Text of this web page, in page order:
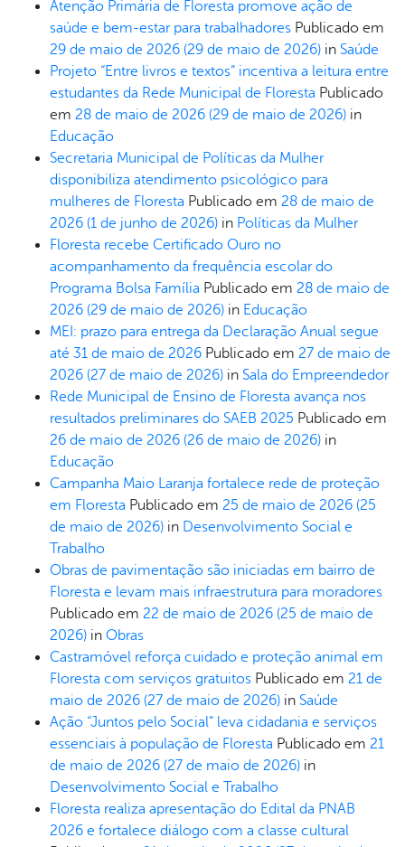
Atenção Primária de Floresta promove ação de
saúde e bem-estar para trabalhadores Publicado em
29 de maio de 2026 (29 de maio de 2026) in Saúde
Projeto “Entre livros e textos” incentiva a leitura entre
estudantes da Rede Municipal de Floresta Publicado
em 28 de maio de 2026 (29 de maio de 2026) in
Educação
Secretaria Municipal de Políticas da Mulher
disponibiliza atendimento psicológico para
mulheres de Floresta Publicado em 28 de maio de
2026 (1 de junho de 2026) in Políticas da Mulher
Floresta recebe Certificado Ouro no
acompanhamento da frequência escolar do
Programa Bolsa Família Publicado em 28 de maio de
2026 (29 de maio de 2026) in Educação
MEI: prazo para entrega da Declaração Anual segue
até 31 de maio de 2026 Publicado em 27 de maio de
2026 (27 de maio de 2026) in Sala do Empreendedor
Rede Municipal de Ensino de Floresta avança nos
resultados preliminares do SAEB 2025 Publicado em
26 de maio de 2026 (26 de maio de 2026) in
Educação
Campanha Maio Laranja fortalece rede de proteção
em Floresta Publicado em 25 de maio de 2026 (25
de maio de 2026) in Desenvolvimento Social e
Trabalho
Obras de pavimentação são iniciadas em bairro de
Floresta e levam mais infraestrutura para moradores
Publicado em 22 de maio de 2026 (25 de maio de
2026) in Obras
Castramóvel reforça cuidado e proteção animal em
Floresta com serviços gratuitos Publicado em 21 de
maio de 2026 (27 de maio de 2026) in Saúde
Ação “Juntos pelo Social” leva cidadania e serviços
essenciais à população de Floresta Publicado em 21
de maio de 2026 (27 de maio de 2026) in
Desenvolvimento Social e Trabalho
Floresta realiza apresentação do Edital da PNAB
2026 e fortalece diálogo com a classe cultural